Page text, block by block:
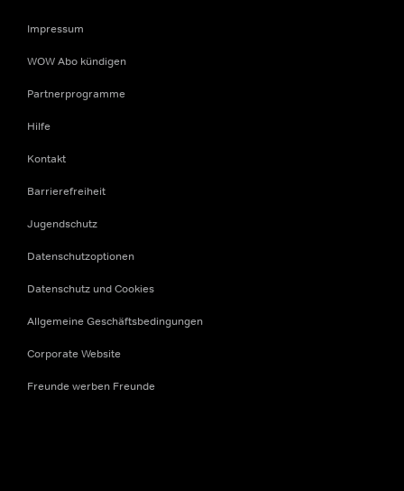
Impressum
WOW Abo kündigen
Partnerprogramme
Hilfe
Kontakt
Barrierefreiheit
Jugendschutz
Datenschutzoptionen
Datenschutz und Cookies
Allgemeine Geschäftsbedingungen
Corporate Website
Freunde werben Freunde